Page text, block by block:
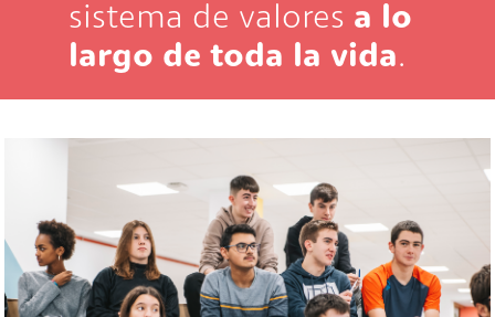
sistema de valores a lo
largo de toda la vida.